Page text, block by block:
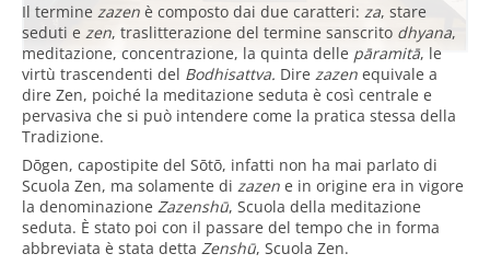
Il termine zazen è composto dai due caratteri: za, stare
seduti e zen, traslitterazione del termine sanscrito dhyana,
meditazione, concentrazione, la quinta delle pāramitā, le
virtù trascendenti del Bodhisattva. Dire zazen equivale a
dire Zen, poiché la meditazione seduta è così centrale e
pervasiva che si può intendere come la pratica stessa della
Tradizione.
Dōgen, capostipite del Sōtō, infatti non ha mai parlato di
Scuola Zen, ma solamente di zazen e in origine era in vigore
la denominazione Zazenshū, Scuola della meditazione
seduta. È stato poi con il passare del tempo che in forma
abbreviata è stata detta Zenshū, Scuola Zen.